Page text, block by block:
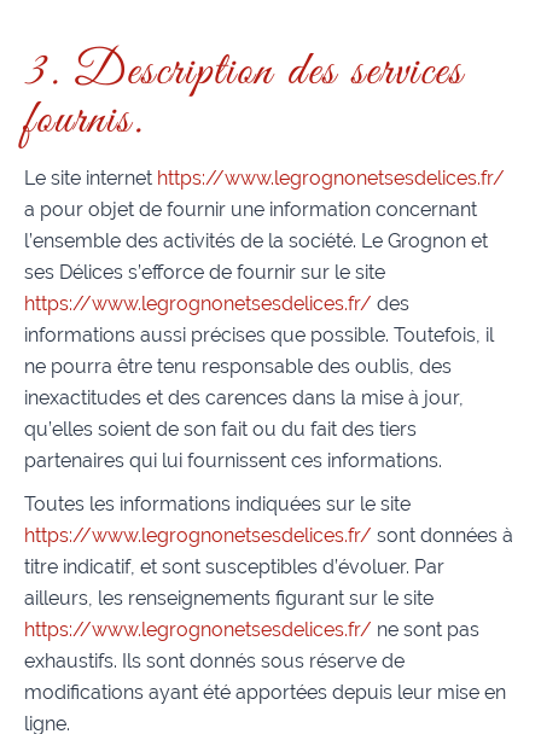
3. Description des services
fournis.
Le site internet https://www.legrognonetsesdelices.fr/
a pour objet de fournir une information concernant
l’ensemble des activités de la société. Le Grognon et
ses Délices s’efforce de fournir sur le site
https://www.legrognonetsesdelices.fr/ des
informations aussi précises que possible. Toutefois, il
ne pourra être tenu responsable des oublis, des
inexactitudes et des carences dans la mise à jour,
qu’elles soient de son fait ou du fait des tiers
partenaires qui lui fournissent ces informations.
Toutes les informations indiquées sur le site
https://www.legrognonetsesdelices.fr/ sont données à
titre indicatif, et sont susceptibles d’évoluer. Par
ailleurs, les renseignements figurant sur le site
https://www.legrognonetsesdelices.fr/ ne sont pas
exhaustifs. Ils sont donnés sous réserve de
modifications ayant été apportées depuis leur mise en
ligne.